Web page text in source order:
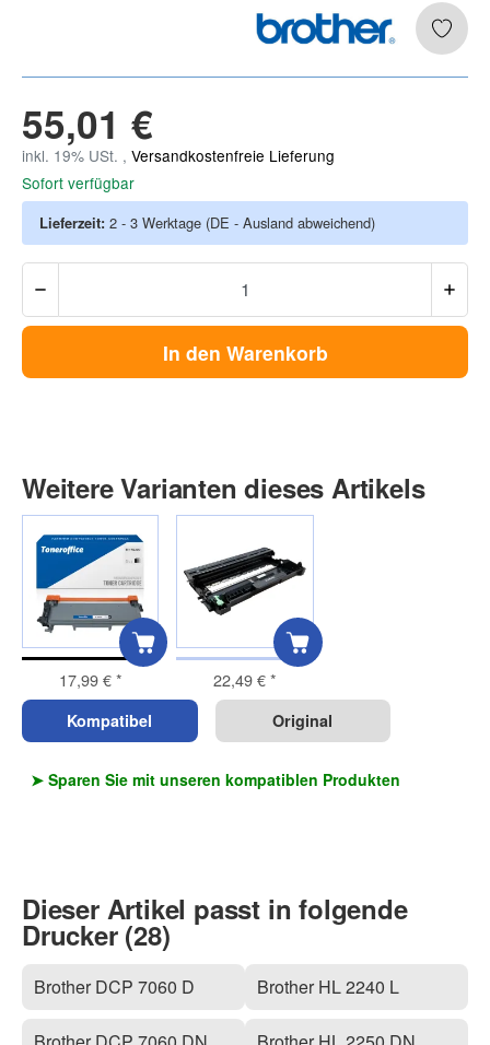
55,01 €
inkl. 19% USt. , Versandkostenfreie Lieferung
Sofort verfügbar
Lieferzeit: 2 - 3 Werktage (DE - Ausland abweichend)
In den Warenkorb
Weitere Varianten dieses Artikels
17,99 €* 22,49 €*
Kompatibel Original
➤ Sparen Sie mit unseren kompatiblen Produkten
Dieser Artikel passt in folgende
Drucker (28)
Brother DCP 7060 D Brother HL 2240 L